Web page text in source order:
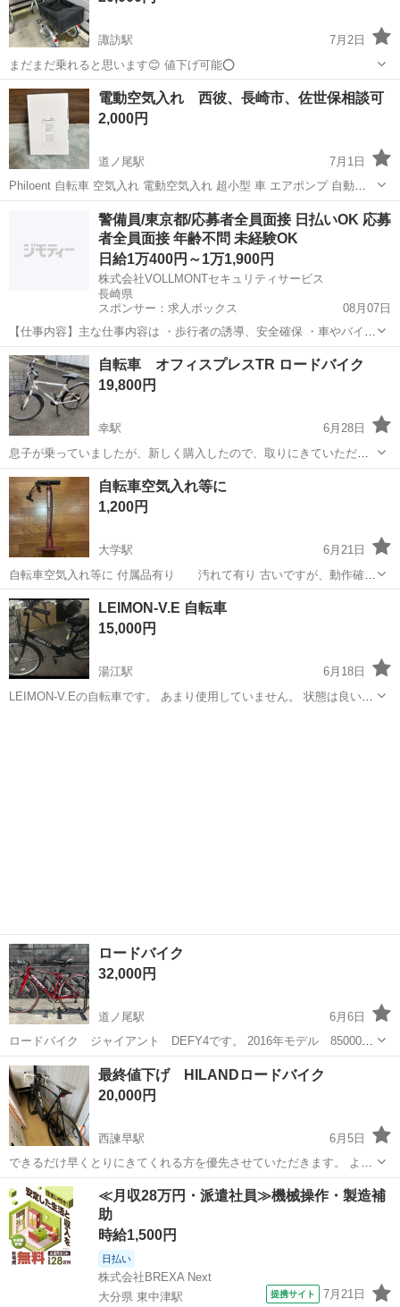
諏訪駅
7月2日
まだまだ乗れると思います😊 値下げ可能⭕️
長崎 大村市 諏訪駅 自転車
電動空気入れ 西彼、長崎市、佐世保相談可
2,000円
道ノ尾駅
7月1日
Philoent 自転車 空気入れ 電動空気入れ 超小型 車 エアポンプ 自動停
止 空気圧指定可 充電式 コードレス 小型 仏/英/米式バルブ対応 最大圧
力150PSI SOS/LED懐中ライト USB-C 急速充電 自転車...
長崎市 道ノ尾駅 その他 空気入れ
警備員/東京都/応募者全員面接 日払いOK 応募
者全員面接 年齢不問 未経験OK
日給1万400円～1万1,900円
株式会社VOLLMONTセキュリティサービス
長崎県
スポンサー：求人ボックス
08月07日
【仕事内容】主な仕事内容は ・歩行者の誘導、安全確保 ・車やバイク
などの車両の誘導 などをお任せします。 年齢や経験、性別に関係な
く、誰でもスグに始められる仕事です。 現場に出る前にしっかりとし
た研修があるので、未経験の方もご安心...
アルバイト・パート
自転車 オフィスプレスTR ロードバイク
19,800円
幸駅
6月28日
息子が乗っていましたが、新しく購入したので、取りにきていただけ
る方がおりましたら宜しくお願いいたします。
長崎 諫早市 幸駅 クロスバイク
自転車空気入れ等に
1,200円
大学駅
6月21日
自転車空気入れ等に 付属品有り 汚れて有り 古いですが、動作確認
済 自転車、車、バイク、ボール、浮輪等 対応出来ます。 Panaracer
SFP-PSAR1 メーカーナショナル 文章全文必ず読んで下さい。 全文読
ん...
長崎 佐世保市 その他
LEIMON-V.E 自転車
15,000円
湯江駅
6月18日
LEIMON-V.Eの自転車です。 あまり使用していません。 状態は良いで
ロードバイク
32,000円
道ノ尾駅
6月6日
ロードバイク ジャイアント DEFY4です。 2016年モデル 85000円
程で購入したと思います。 純正からタイヤ交換をしてます。 電池を入
れての確認はしていませんが、 サイクルコンピューター、ライト、テ
ールランプそのま...
長崎 西彼杵郡 道ノ尾駅 DEFY
最終値下げ HILANDロードバイク
20,000円
西諫早駅
6月5日
できるだけ早くとりにきてくれる方を優先させていただきます。 よろ
しくおねがいします。
長崎 諫早市 西諫早駅 ロードバイク
≪月収28万円・派遣社員≫機械操作・製造補
助
時給1,500円
日払い
株式会社BREXA Next
大分県 東中津駅
提携サイト 7月21日